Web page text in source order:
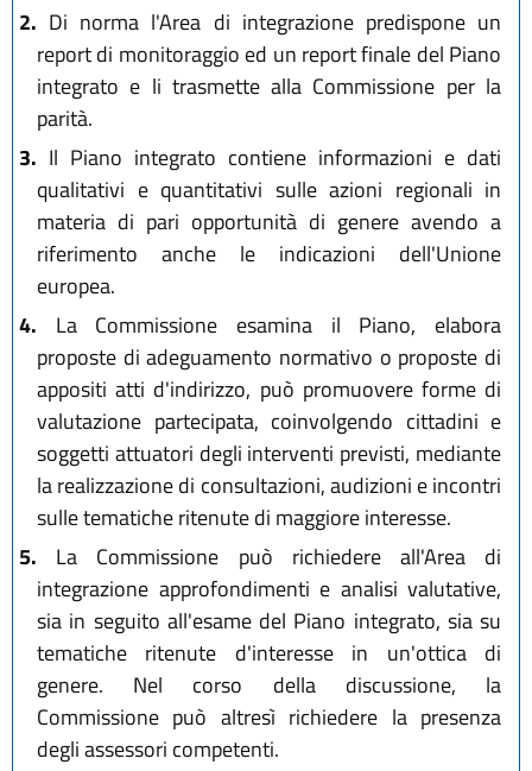
2. Di norma l'Area di integrazione predispone un
report di monitoraggio ed un report finale del Piano
integrato e li trasmette alla Commissione per la
parità.
3. Il Piano integrato contiene informazioni e dati
qualitativi e quantitativi sulle azioni regionali in
materia di pari opportunità di genere avendo a
riferimento anche le indicazioni dell'Unione
europea.
4. La Commissione esamina il Piano, elabora
proposte di adeguamento normativo o proposte di
appositi atti d'indirizzo, può promuovere forme di
valutazione partecipata, coinvolgendo cittadini e
soggetti attuatori degli interventi previsti, mediante
la realizzazione di consultazioni, audizioni e incontri
sulle tematiche ritenute di maggiore interesse.
5. La Commissione può richiedere all'Area di
integrazione approfondimenti e analisi valutative,
sia in seguito all'esame del Piano integrato, sia su
tematiche ritenute d'interesse in un'ottica di
genere. Nel corso della discussione, la
Commissione può altresì richiedere la presenza
degli assessori competenti.